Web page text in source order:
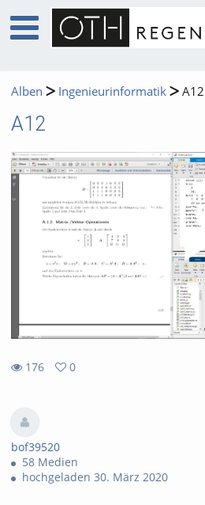
Alben Ingenieurinformatik A12
A12
176
0
bof39520
58 Medien
hochgeladen 30. März 2020